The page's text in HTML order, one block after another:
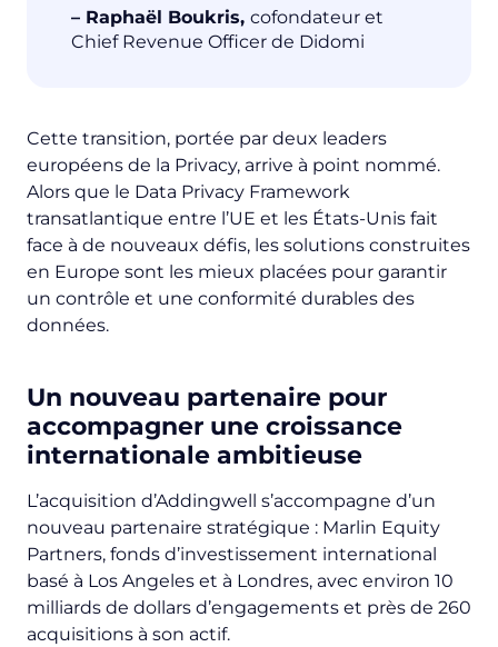
– Raphaël Boukris, cofondateur et
Chief Revenue Officer de Didomi
Cette transition, portée par deux leaders
européens de la Privacy, arrive à point nommé.
Alors que le Data Privacy Framework
transatlantique entre l’UE et les États-Unis fait
face à de nouveaux défis, les solutions construites
en Europe sont les mieux placées pour garantir
un contrôle et une conformité durables des
données.
Un nouveau partenaire pour
accompagner une croissance
internationale ambitieuse
L’acquisition d’Addingwell s’accompagne d’un
nouveau partenaire stratégique : Marlin Equity
Partners, fonds d’investissement international
basé à Los Angeles et à Londres, avec environ 10
milliards de dollars d’engagements et près de 260
acquisitions à son actif.